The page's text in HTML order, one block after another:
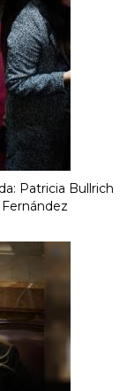
Patricia Bullrich